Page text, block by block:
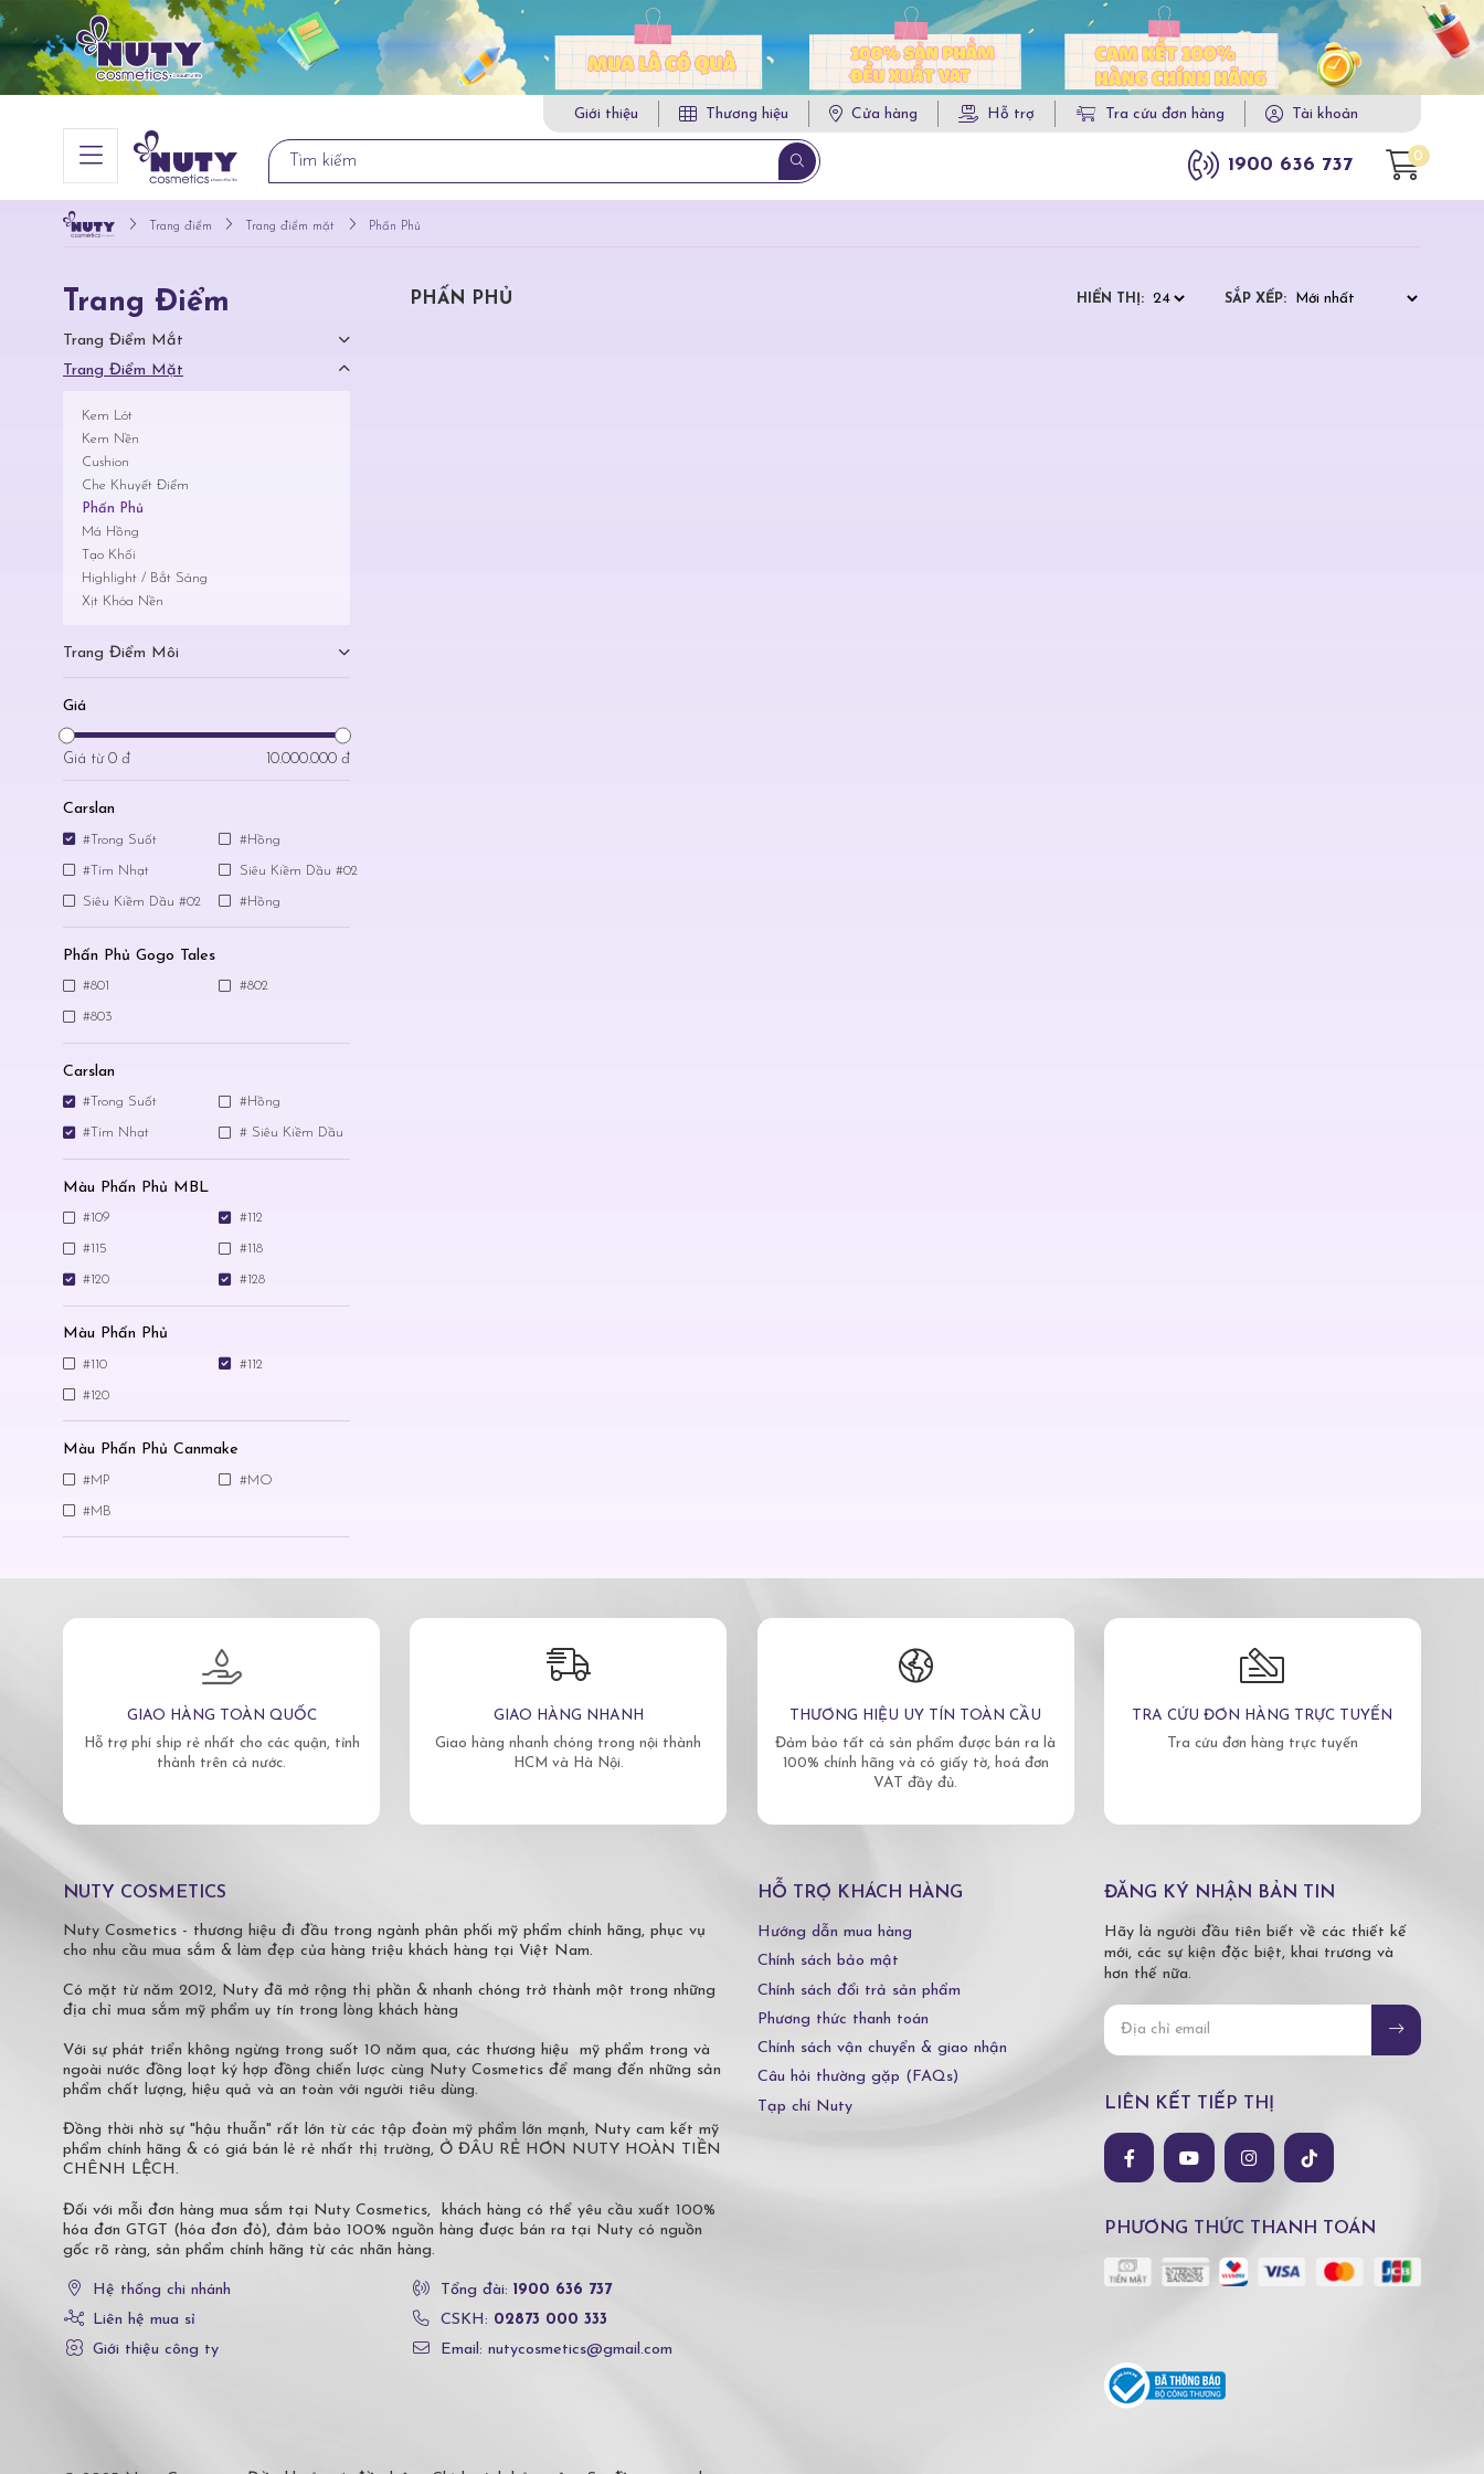
Giới thiệu Thương hiệu Cửa hàng Hỗ trợ Tra cứu đơn hàng Tài khoản
1900 636 737 0
Trang điểm Trang điểm mặt Phấn Phủ
Trang Điểm
Trang Điểm Mắt
Trang Điểm Mặt
Kem Lót
Kem Nền
Cushion
Che Khuyết Điểm
Phấn Phủ
Má Hồng
Tạo Khối
Highlight / Bắt Sáng
Xịt Khóa Nền
Trang Điểm Môi
Giá
Giá từ 0 đ 10.000.000 đ
Carslan
#Trong Suốt #Hồng
#Tím Nhạt Siêu Kiềm Dầu #02
Siêu Kiềm Dầu #02 #Hồng
Phấn Phủ Gogo Tales
#801 #802
#803
Carslan
#Trong Suốt #Hồng
#Tím Nhạt # Siêu Kiềm Dầu
Màu Phấn Phủ MBL
#109 #112
#115 #118
#120 #128
Màu Phấn Phủ
#110 #112
#120
Màu Phấn Phủ Canmake
#MP #MO
#MB
PHẤN PHỦ HIỂN THỊ: SẮP XẾP:
GIAO HÀNG TOÀN QUỐC
Hỗ trợ phí ship rẻ nhất cho các quận, tỉnh
thành trên cả nước.
GIAO HÀNG NHANH
Giao hàng nhanh chóng trong nội thành
HCM và Hà Nội.
THƯƠNG HIỆU UY TÍN TOÀN CẦU
Đảm bảo tất cả sản phẩm được bán ra là
100% chính hãng và có giấy tờ, hoá đơn
VAT đầy đủ.
TRA CỨU ĐƠN HÀNG TRỰC TUYẾN
Tra cứu đơn hàng trực tuyến
NUTY COSMETICS
Nuty Cosmetics - thương hiệu đi đầu trong ngành phân phối mỹ phẩm chính hãng, phục vụ
cho nhu cầu mua sắm & làm đẹp của hàng triệu khách hàng tại Việt Nam.
Có mặt từ năm 2012, Nuty đã mở rộng thị phần & nhanh chóng trở thành một trong những
địa chỉ mua sắm mỹ phẩm uy tín trong lòng khách hàng
Với sự phát triển không ngừng trong suốt 10 năm qua, các thương hiệu mỹ phẩm trong và
ngoài nước đồng loạt ký hợp đồng chiến lược cùng Nuty Cosmetics để mang đến những sản
phẩm chất lượng, hiệu quả và an toàn với người tiêu dùng.
Đồng thời nhờ sự "hậu thuẫn" rất lớn từ các tập đoàn mỹ phẩm lớn mạnh, Nuty cam kết mỹ
phẩm chính hãng & có giá bán lẻ rẻ nhất thị trường, Ở ĐÂU RẺ HƠN NUTY HOÀN TIỀN
CHÊNH LỆCH.
Đối với mỗi đơn hàng mua sắm tại Nuty Cosmetics, khách hàng có thể yêu cầu xuất 100%
hóa đơn GTGT (hóa đơn đỏ), đảm bảo 100% nguồn hàng được bán ra tại Nuty có nguồn
gốc rõ ràng, sản phẩm chính hãng từ các nhãn hàng.
Hệ thống chi nhánh
Liên hệ mua sỉ
Giới thiệu công ty
Tổng đài: 1900 636 737
CSKH: 02873 000 333
Email: nutycosmetics@gmail.com
HỖ TRỢ KHÁCH HÀNG
Hướng dẫn mua hàng
Chính sách bảo mật
Chính sách đổi trả sản phẩm
Phương thức thanh toán
Chính sách vận chuyển & giao nhận
Câu hỏi thường gặp (FAQs)
Tạp chí Nuty
ĐĂNG KÝ NHẬN BẢN TIN
Hãy là người đầu tiên biết về các thiết kế
mới, các sự kiện đặc biệt, khai trương và
hơn thế nữa.
LIÊN KẾT TIẾP THỊ
PHƯƠNG THỨC THANH TOÁN